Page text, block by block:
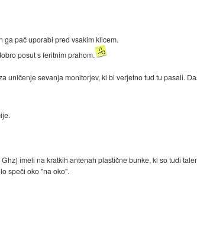
ga pač uporabi pred vsakim klicem.
posut s feritnim prahom.
uničenje sevanja monitorjev, ki bi verjetno tud tu pasali.
imeli na kratkih antenah plastične bunke, ki so tudi
speči oko "na oko".